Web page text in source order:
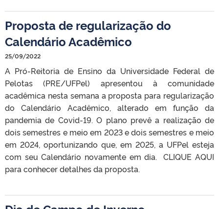
Proposta de regularização do
Calendário Acadêmico
25/09/2022
A Pró-Reitoria de Ensino da Universidade Federal de
Pelotas (PRE/UFPel) apresentou à comunidade
acadêmica nesta semana a proposta para regularização
do Calendário Acadêmico, alterado em função da
pandemia de Covid-19. O plano prevê a realização de
dois semestres e meio em 2023 e dois semestres e meio
em 2024, oportunizando que, em 2025, a UFPel esteja
com seu Calendário novamente em dia. CLIQUE AQUI
para conhecer detalhes da proposta.